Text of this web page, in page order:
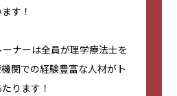
す！
ナーは全員が理学療法士を
関での経験豊富な人材がト
ります！